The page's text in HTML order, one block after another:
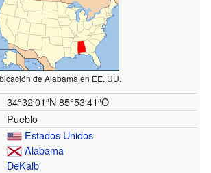
de Alabama en EE. UU.
34°32′01″N 85°53′41″O
Pueblo
Estados Unidos
Alabama
DeKalb